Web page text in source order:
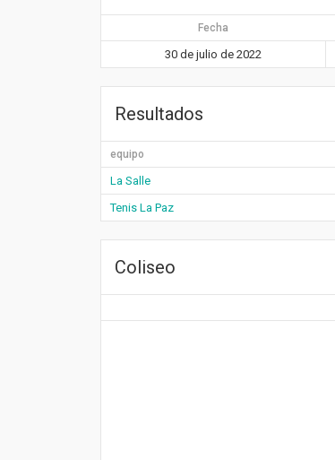
Fecha
30 de julio de 2022
Resultados
equipo
La Salle
Tenis La Paz
Coliseo